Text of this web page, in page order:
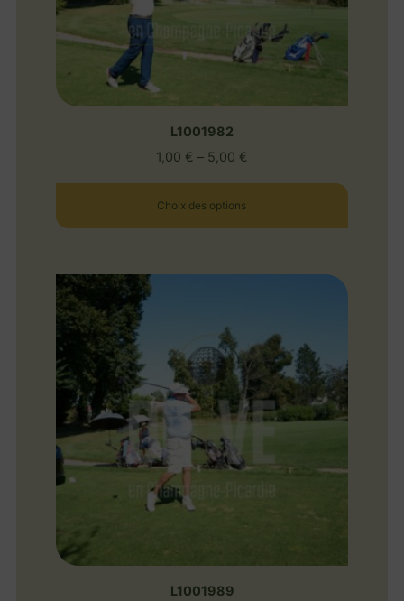
L1001982
1,00 € – 5,00 €
Choix des options
L1001989